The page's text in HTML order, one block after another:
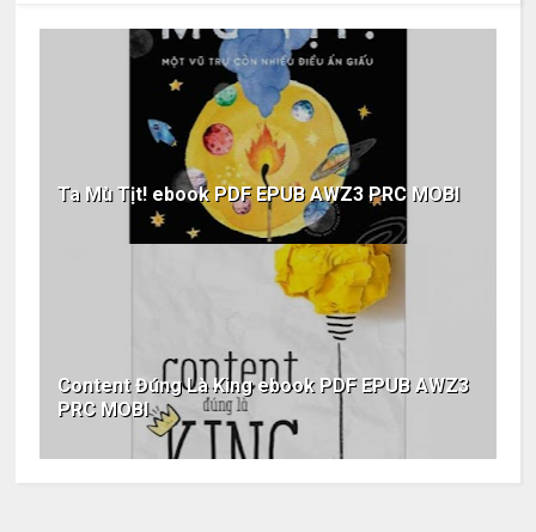
Ta Mù Tịt! ebook PDF EPUB AWZ3 PRC MOBI
Content Đúng Là King ebook PDF EPUB AWZ3
PRC MOBI